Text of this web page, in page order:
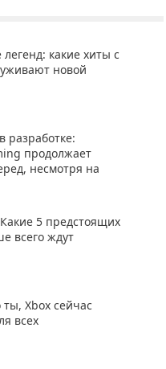
какие хиты с
новой
разработке:
продолжает
несмотря на
5 предстоящих
всего ждут
ты, Xbox сейчас
всех